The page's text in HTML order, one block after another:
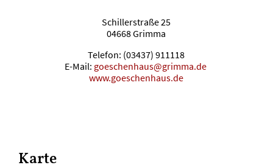
Schillerstraße 25
04668 Grimma
Telefon: (03437) 911118
E-Mail: goeschenhaus@grimma.de
www.goeschenhaus.de
Karte